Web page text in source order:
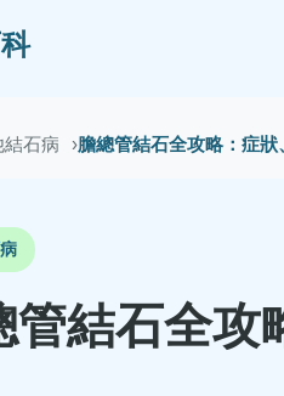
結石病 膽總管結石全攻略：症
管結石全攻